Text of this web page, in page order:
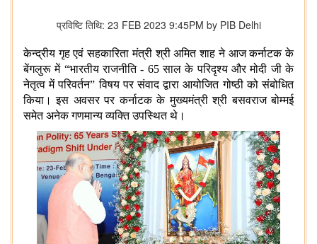
प्रविष्टि तिथि: 23 FEB 2023 9:45PM by PIB Delhi
केन्द्रीय गृह एवं सहकारिता मंत्री श्री अमित शाह ने आज कर्नाटक के
बेंगलुरू में “भारतीय राजनीति - 65 साल के परिदृश्य और मोदी जी के
नेतृत्व में परिवर्तन” विषय पर संवाद द्वारा आयोजित गोष्ठी को संबोधित
किया। इस अवसर पर कर्नाटक के मुख्यमंत्री श्री बसवराज बोम्मई
समेत अनेक गणमान्य व्यक्ति उपस्थित थे।